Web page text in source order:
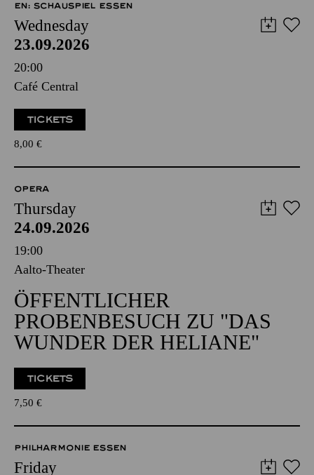
EN: SCHAUSPIEL ESSEN
Wednesday
23.09.2026
20:00
Café Central
TICKETS
8,00 €
OPERA
Thursday
24.09.2026
19:00
Aalto-Theater
ÖFFENTLICHER
PROBENBESUCH ZU "DAS
WUNDER DER HELIANE"
TICKETS
7,50 €
PHILHARMONIE ESSEN
Friday